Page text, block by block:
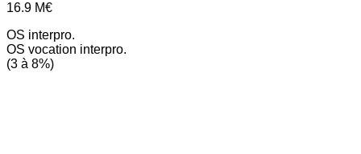
16.9 M€
OS interpro.
OS vocation interpro.
(3 à 8%)